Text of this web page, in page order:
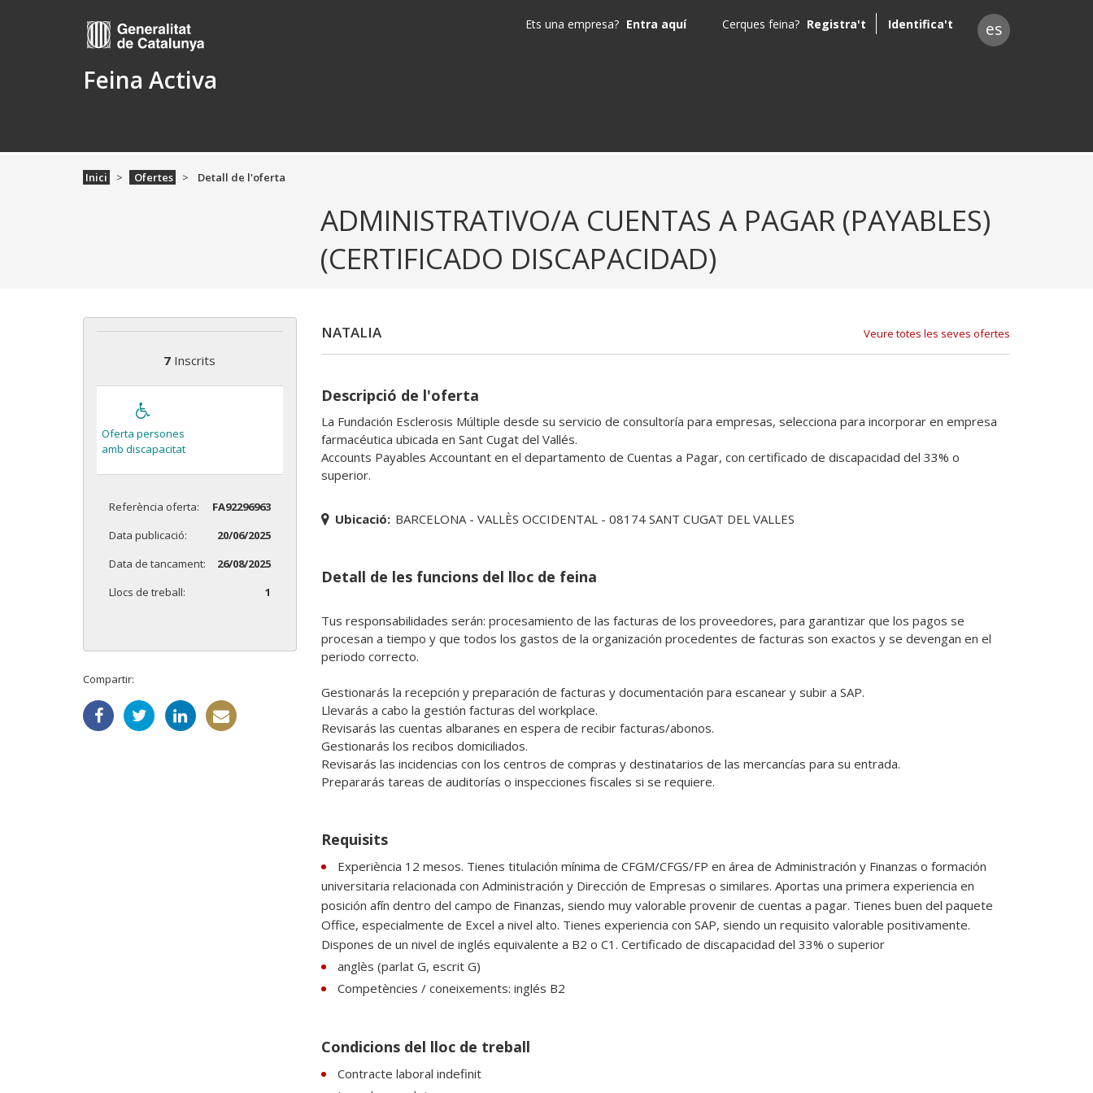
Feina Activa
Ets una empresa? Entra aquí Cerques feina? Registra't Identifica't es
Inici Ofertes Detall de l'oferta
ADMINISTRATIVO/A CUENTAS A PAGAR (PAYABLES)
(CERTIFICADO DISCAPACIDAD)
7 Inscrits
Oferta persones
amb discapacitat
Referència oferta:
FA92296963
Data publicació:
20/06/2025
Data de tancament:
26/08/2025
Llocs de treball:
1
Compartir:
NATALIA Veure totes les seves ofertes
Descripció de l'oferta
La Fundación Esclerosis Múltiple desde su servicio de consultoría para empresas, selecciona para incorporar en empresa
farmacéutica ubicada en Sant Cugat del Vallés.
Accounts Payables Accountant en el departamento de Cuentas a Pagar, con certificado de discapacidad del 33% o
superior.
Ubicació: BARCELONA - VALLÈS OCCIDENTAL - 08174 SANT CUGAT DEL VALLES
Detall de les funcions del lloc de feina
Tus responsabilidades serán: procesamiento de las facturas de los proveedores, para garantizar que los pagos se
procesan a tiempo y que todos los gastos de la organización procedentes de facturas son exactos y se devengan en el
periodo correcto.
Gestionarás la recepción y preparación de facturas y documentación para escanear y subir a SAP.
Llevarás a cabo la gestión facturas del workplace.
Revisarás las cuentas albaranes en espera de recibir facturas/abonos.
Gestionarás los recibos domiciliados.
Revisarás las incidencias con los centros de compras y destinatarios de las mercancías para su entrada.
Prepararás tareas de auditorías o inspecciones fiscales si se requiere.
Requisits
Experiència 12 mesos. Tienes titulación mínima de CFGM/CFGS/FP en área de Administración y Finanzas o formación
universitaria relacionada con Administración y Dirección de Empresas o similares. Aportas una primera experiencia en
posición afín dentro del campo de Finanzas, siendo muy valorable provenir de cuentas a pagar. Tienes buen del paquete
Office, especialmente de Excel a nivel alto. Tienes experiencia con SAP, siendo un requisito valorable positivamente.
Dispones de un nivel de inglés equivalente a B2 o C1. Certificado de discapacidad del 33% o superior
anglès (parlat G, escrit G)
Competències / coneixements: inglés B2
Condicions del lloc de treball
Contracte laboral indefinit